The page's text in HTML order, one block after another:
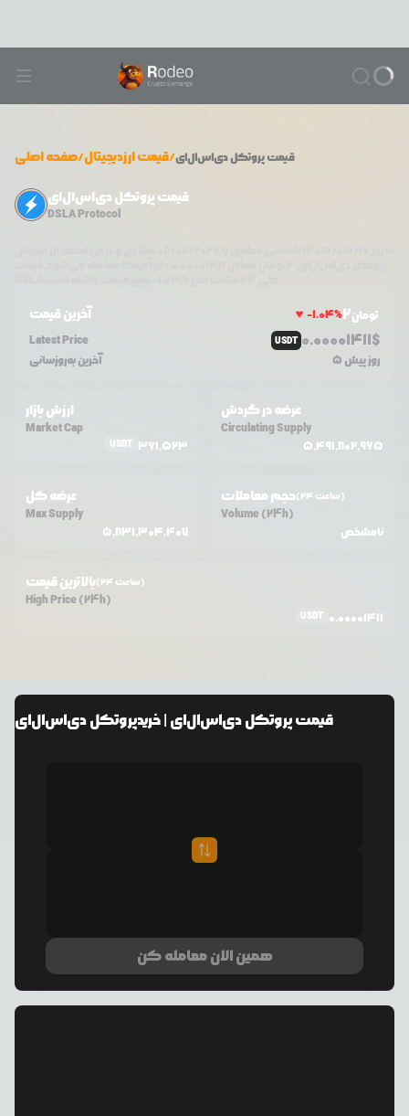
صفحه اصلی/قیمت ارزدیجیتال/ قیمتپروتکل دی‌اس‌ال‌ای
قیمت پروتکل دی‌اس‌ال‌ای
DSLA Protocol
آخرین قیمت -1.04%2تومان
Latest Price
USDT 0.00001411$
آخرین به‌روزسانی 5 روز پیش
ارزش بازار
Market Cap
USDT 361,523
عرضه در گردش
Circulating Supply
5,491,802,965
عرضه کل
Max Supply
5,831,304,407
حجم معاملات (24 ساعت)
Volume (24h)
نامشخص
بالاترین قیمت (24 ساعت)
High Price (24h)
USDT 0.00001411
قیمتپروتکل دی‌اس‌ال‌ای | خریدپروتکل دی‌اس‌ال‌ای
همین الان معامله کن